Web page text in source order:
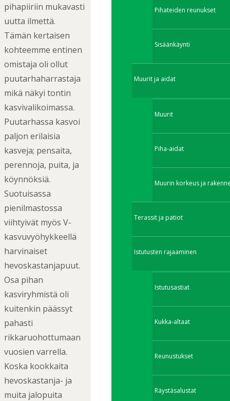
Pihateiden reunukset
Sisäänkäynti
Muurit ja aidat
Muurit
Piha-aidat
Muurin korkeus ja
Terassit ja patiot
Istutusten rajaaminen
Istutusastiat
Kukka-altaat
Reunustukset
Räystäsalustat
pihapiiriin mukavasti
uutta ilmettä.
Tämän kertaisen
kohteemme entinen
omistaja oli ollut
puutarhaharrastaja
mikä näkyi tontin
kasvivalikoimassa.
Puutarhassa kasvoi
paljon erilaisia
kasveja; pensaita,
perennoja, puita, ja
köynnöksiä.
Suotuisassa
pienilmastossa
viihtyivät myös V-
kasvuvyöhykkeellä
harvinaiset
hevoskastanjapuut.
Osa pihan
kasviryhmistä oli
kuitenkin päässyt
pahasti
rikkaruohottumaan
vuosien varrella.
Koska kookkaita
hevoskastanja- ja
muita jalopuita